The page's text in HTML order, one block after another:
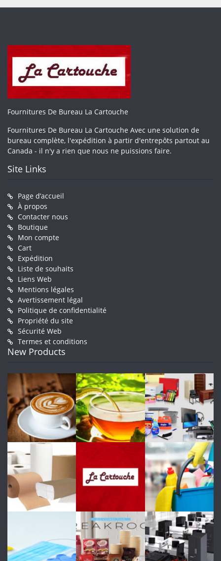
Fournitures De Bureau La Cartouche
Fournitures De Bureau La Cartouche Avec une solution de
bureau complète, l'expédition à partir d'entrepôts partout au
Canada - il n'y a rien que nous ne puissions faire.
Site Links
Page d’accueil
À propos
Contacter nous
Boutique
Mon compte
Cart
Expédition
Liste de souhaits
Liens Web
Mentions légales
Avertissement légal
Politique de confidentialité
Propriété du site
Sécurité Web
Termes et conditions
New Products